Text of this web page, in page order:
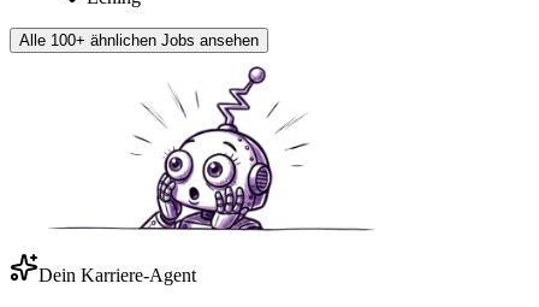
Alle 100+ ähnlichen Jobs ansehen
Dein Karriere-Agent